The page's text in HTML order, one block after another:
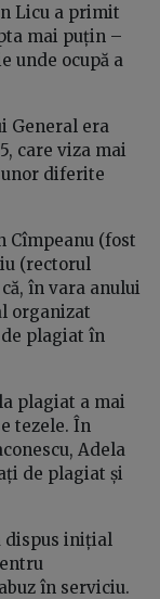
Licu a primit
mai puțin –
unde ocupă a
General era
care viza mai
unor diferite
Cîmpeanu (fost
(rectorul
în vara anului
organizat
plagiat în
plagiat a mai
tezele. În
Adela
de plagiat și
dispus inițial
în serviciu.